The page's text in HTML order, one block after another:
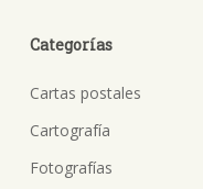
Categorías
Cartas postales
Cartografía
Fotografías